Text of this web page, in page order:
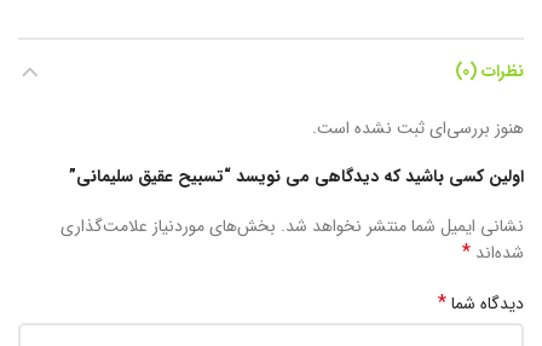
نظرات (0)
هنوز بررسی‌ای ثبت نشده است.
اولین کسی باشید که دیدگاهی می نویسد “تسبیح عقیق سلیمانی”
نشانی ایمیل شما منتشر نخواهد شد. بخش‌های موردنیاز علامت‌گذاری
شده‌اند *
دیدگاه شما*